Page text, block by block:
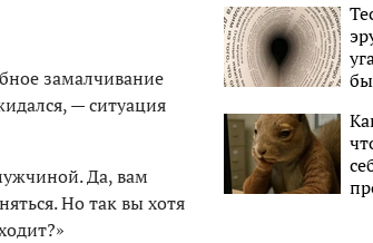
замалчивание
— ситуация
Да, вам
Но так вы хотя